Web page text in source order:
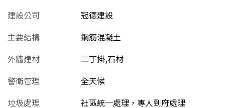
建設公司
冠德建設
主要結構
鋼筋混凝土
外牆建材
二丁掛,石材
警衛管理
全天候
垃圾處理
社區統一處理，專人到府處理